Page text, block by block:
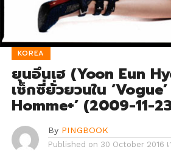
KOREA
ยุนอึนเฮ (Yoon Eun
เซ็กซี่ยั่วยวนใน
Homme+’ (2009-11-
By PINGBOOK
Published on 30 October 2016